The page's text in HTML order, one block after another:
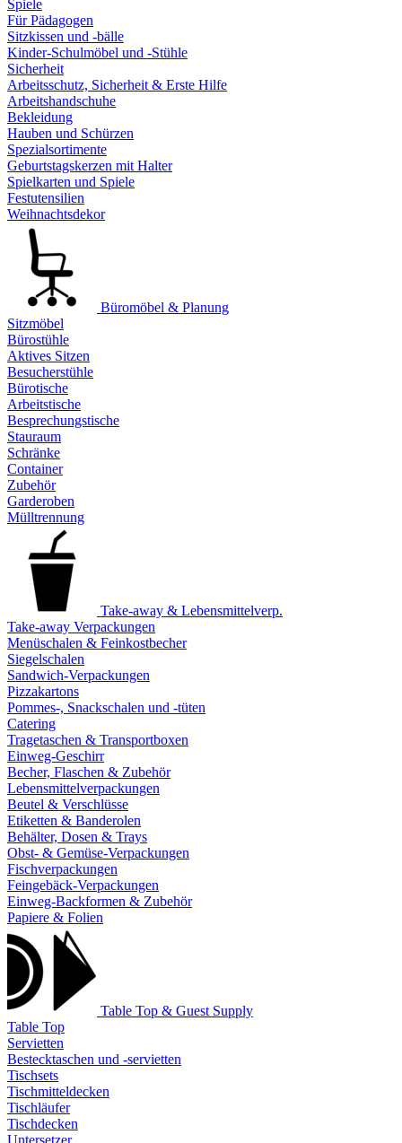
Spiele
Für Pädagogen
Sitzkissen und -bälle
Kinder-Schulmöbel und -Stühle
Sicherheit
Arbeitsschutz, Sicherheit & Erste Hilfe
Arbeitshandschuhe
Bekleidung
Hauben und Schürzen
Spezialsortimente
Geburtstagskerzen mit Halter
Spielkarten und Spiele
Festutensilien
Weihnachtsdekor
Büromöbel & Planung
Sitzmöbel
Bürostühle
Aktives Sitzen
Besucherstühle
Bürotische
Arbeitstische
Besprechungstische
Stauraum
Schränke
Container
Zubehör
Garderoben
Mülltrennung
Take-away & Lebensmittelverp.
Take-away Verpackungen
Menüschalen & Feinkostbecher
Siegelschalen
Sandwich-Verpackungen
Pizzakartons
Pommes-, Snackschalen und -tüten
Catering
Tragetaschen & Transportboxen
Einweg-Geschirr
Becher, Flaschen & Zubehör
Lebensmittelverpackungen
Beutel & Verschlüsse
Etiketten & Banderolen
Behälter, Dosen & Trays
Obst- & Gemüse-Verpackungen
Fischverpackungen
Feingebäck-Verpackungen
Einweg-Backformen & Zubehör
Papiere & Folien
Table Top & Guest Supply
Table Top
Servietten
Bestecktaschen und -servietten
Tischsets
Tischmitteldecken
Tischläufer
Tischdecken